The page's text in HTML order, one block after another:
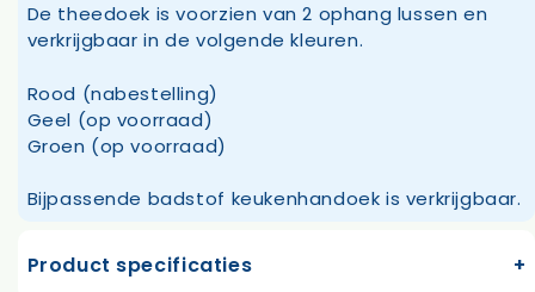
De theedoek is voorzien van 2 ophang lussen en
verkrijgbaar in de volgende kleuren.
Rood (nabestelling)
Geel (op voorraad)
Groen (op voorraad)
Bijpassende badstof keukenhandoek is verkrijgbaar.
Product specificaties